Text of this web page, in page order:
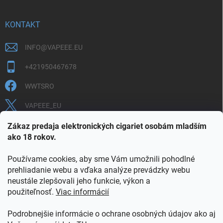
Zákaz predaja elektronických cigariet osobám mladším
ako 18 rokov.
Používame cookies, aby sme Vám umožnili pohodlné
prehliadanie webu a vďaka analýze prevádzky webu
neustále zlepšovali jeho funkcie, výkon a
použiteľnosť. Viac informácií
Podrobnejšie informácie o ochrane osobných údajov ako aj
KONTAKT
INFO@VAPEEE.EU
+421950467678
WWTSRO
VAPEEE_EU
VAPEEE.EU
COOKIES
OBCHODNÉ PODMIENKY